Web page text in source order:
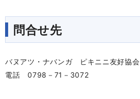
問合せ先
バヌアツ・ナバンガ ピキニニ友好協会
電話 0798－71－3072